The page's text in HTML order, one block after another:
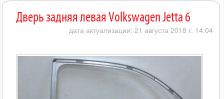
Дверь задняя левая Volkswagen Jetta 6
дата актуализации: 21 августа 2018 г. 14:04